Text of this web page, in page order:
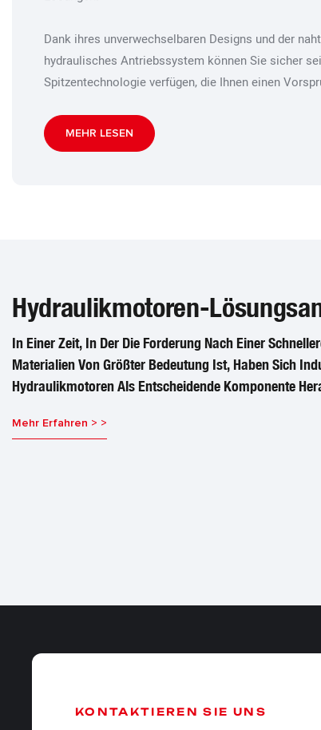
Dank ihres unverwechselbaren Designs und der
hydraulisches Antriebssystem können Sie sicher
Spitzentechnologie verfügen, die Ihnen einen
MEHR LESEN
Hydraulikmotoren-
In Einer Zeit, In Der Die Forderung Nach Einer
Materialien Von Größter Bedeutung Ist, Haben Sich
Hydraulikmotoren Als Entscheidende Komponente
Mehr Erfahren > >
KONTAKTIEREN SIE UNS